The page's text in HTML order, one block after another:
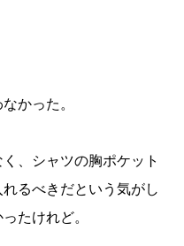
かった。
、シャツの胸ポケット
るべきだという気がし
たけれど。